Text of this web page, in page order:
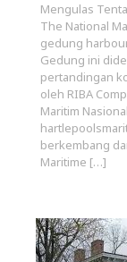
Mengulas
The National
gedung
Gedung ini
pertandingan
oleh RIBA
Maritim
berkembang
Maritime […]